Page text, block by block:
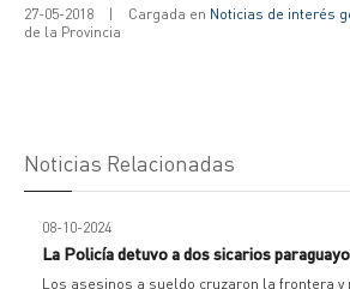
27-05-2018 | Cargada en Noticias de interés
de la Provincia
Noticias Relacionadas
08-10-2024
La Policía detuvo a dos sicarios
Los asesinos a sueldo cruzaron la frontera